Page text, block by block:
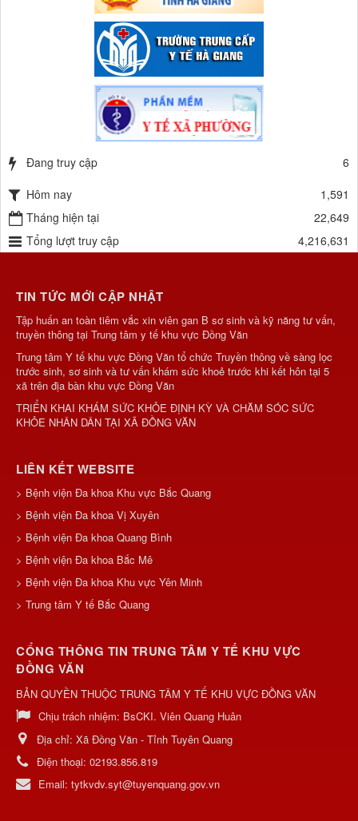
Đang truy cập
6
Hôm nay
1,591
Tháng hiện tại
22,649
Tổng lượt truy cập
4,216,631
TIN TỨC MỚI CẬP NHẬT
Tập huấn an toàn tiêm vắc xin viên gan B sơ sinh và kỹ năng tư vấn,
truyền thông tại Trung tâm y tế khu vực Đồng Văn
Trung tâm Y tế khu vực Đồng Văn tổ chức Truyền thông về sàng lọc
trước sinh, sơ sinh và tư vấn khám sức khoẻ trước khi kết hôn tại 5
xã trên địa bàn khu vực Đồng Văn
TRIỂN KHAI KHÁM SỨC KHỎE ĐỊNH KỲ VÀ CHĂM SÓC SỨC
KHỎE NHÂN DÂN TẠI XÃ ĐỒNG VĂN
LIÊN KẾT WEBSITE
> Bệnh viện Đa khoa Khu vực Bắc Quang
> Bệnh viện Đa khoa Vị Xuyên
> Bệnh viện Đa khoa Quang Bình
> Bệnh viện Đa khoa Bắc Mê
> Bệnh viện Đa khoa Khu vực Yên Minh
> Trung tâm Y tế Bắc Quang
CỔNG THÔNG TIN TRUNG TÂM Y TẾ KHU VỰC
ĐỒNG VĂN
BẢN QUYỀN THUỘC TRUNG TÂM Y TẾ KHU VỰC ĐỒNG VĂN
Chịu trách nhiệm: BsCKI. Viên Quang Huân
Địa chỉ: Xã Đồng Văn - Tỉnh Tuyên Quang
Điện thoại: 02193.856.819
Email: tytkvdv.syt@tuyenquang.gov.vn